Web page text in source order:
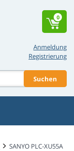
Anmeldung
Registrierung
Suchen
0
SANYO PLC-XU55A